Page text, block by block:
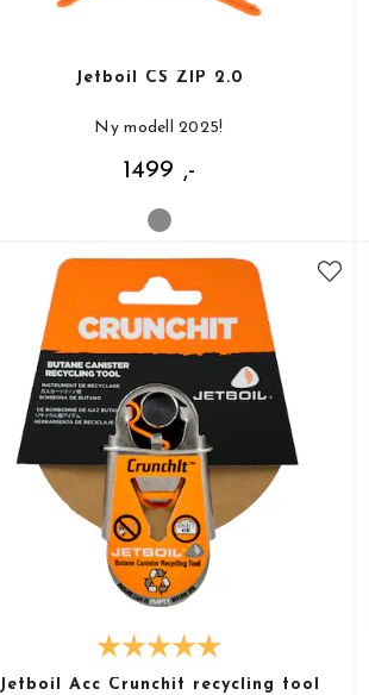
Jetboil CS ZIP 2.0
Ny modell 2025!
1499 ,-
Jetboil Acc Crunchit recycling tool